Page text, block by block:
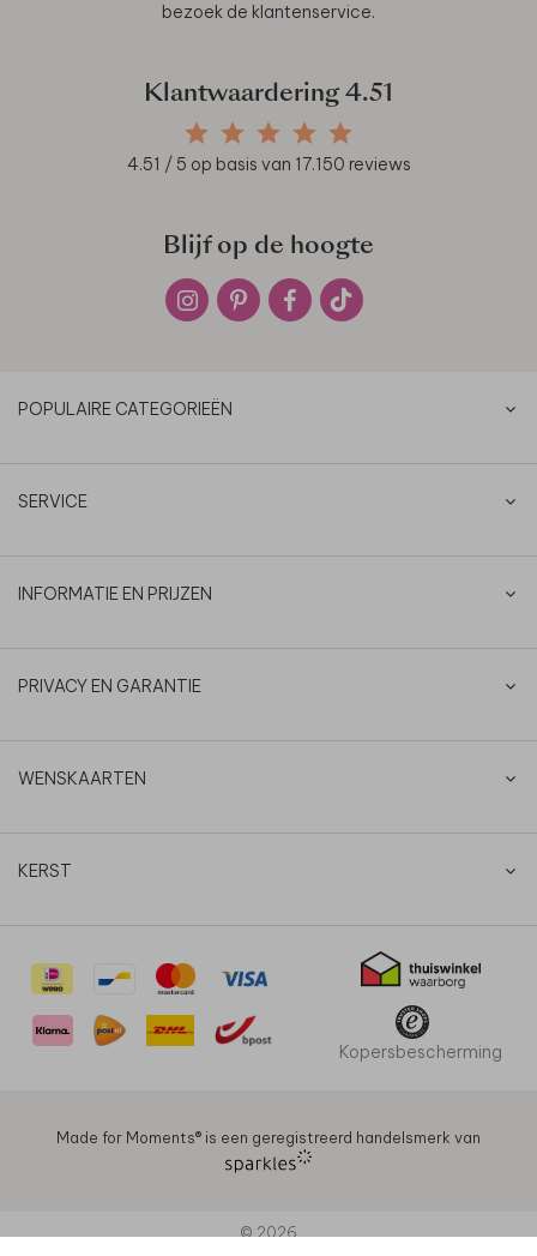
bezoek de klantenservice.
Klantwaardering 4.51
4.51 / 5 op basis van 17.150 reviews
Blijf op de hoogte
POPULAIRE CATEGORIEËN
SERVICE
INFORMATIE EN PRIJZEN
PRIVACY EN GARANTIE
WENSKAARTEN
KERST
Kopersbescherming
Made for Moments®️ is een geregistreerd handelsmerk van
© 2026